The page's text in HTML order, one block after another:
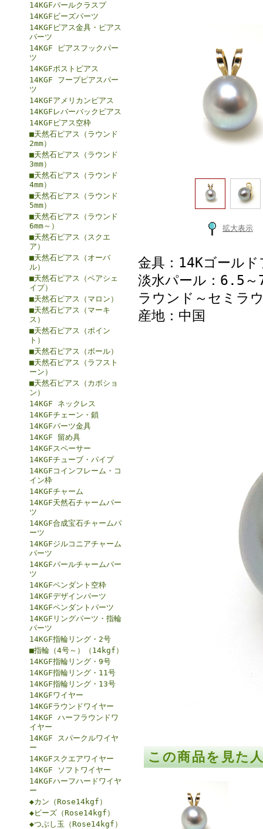
14KGFパールクラスプ
14KGFビーズパーツ
14KGFピアス金具・ピアス
パーツ
14KGF ピアスフックパー
ツ
14KGFポストピアス
14KGF フープピアスパー
ツ
14KGFアメリカンピアス
14KGFレバーバックピアス
14KGFピアス空枠
■天然石ピアス（ラウンド
2mm）
■天然石ピアス（ラウンド
3mm）
■天然石ピアス（ラウンド
4mm）
■天然石ピアス（ラウンド
5mm）
■天然石ピアス（ラウンド
6mm～）
■天然石ピアス（スクエ
ア）
■天然石ピアス（オーバ
ル）
■天然石ピアス（ペアシェ
イプ）
■天然石ピアス（マロン）
■天然石ピアス（マーキ
ス）
■天然石ピアス（ポイン
ト）
■天然石ピアス（ボール）
■天然石ピアス（ラフスト
ーン）
■天然石ピアス（カボショ
ン）
14KGF ネックレス
14KGFチェーン・鎖
14KGFパーツ金具
14KGF 留め具
14KGFスペーサー
14KGFチューブ・パイプ
14KGFコインフレーム・コ
イン枠
14KGFチャーム
14KGF天然石チャームパー
ツ
14KGF合成宝石チャームパ
ーツ
14KGFジルコニアチャーム
パーツ
14KGFパールチャームパー
ツ
14KGFペンダント空枠
14KGFデザインパーツ
14KGFペンダントパーツ
14KGFリングパーツ・指輪
パーツ
14KGF指輪リング・2号
■指輪（4号～）（14kgf）
14KGF指輪リング・9号
14KGF指輪リング・11号
14KGF指輪リング・13号
14KGFワイヤー
14KGFラウンドワイヤー
14KGF ハーフラウンドワ
イヤー
14KGF スパークルワイヤ
ー
14KGFスクエアワイヤー
14KGF ソフトワイヤー
14KGFハーフハードワイヤ
ー
◆カン（Rose14kgf）
◆ビーズ（Rose14kgf）
◆つぶし玉（Rose14kgf）
拡大表示
金具：14Kゴール
淡水パール：6.5～
ラウンド～セミラ
産地：中国
この商品を見た